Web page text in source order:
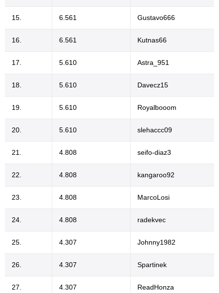
15. 6.561 Gustavo666
16. 6.561 Kutnas66
17. 5.610 Astra_951
18. 5.610 Davecz15
19. 5.610 Royalbooom
20. 5.610 slehaccc09
21. 4.808 seifo-diaz3
22. 4.808 kangaroo92
23. 4.808 MarcoLosi
24. 4.808 radekvec
25. 4.307 Johnny1982
26. 4.307 Spartinek
27. 4.307 ReadHonza